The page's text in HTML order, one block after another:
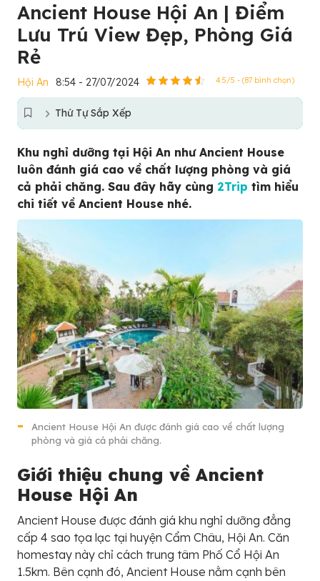
Ancient House Hội An | Điểm
Lưu Trú View Đẹp, Phòng Giá
Rẻ
Hội An 8:54 - 27/07/2024 4.5/5 - (87 bình chọn)
Thứ Tự Sắp Xếp
Khu nghỉ dưỡng tại Hội An như Ancient House
luôn đánh giá cao về chất lượng phòng và giá
cả phải chăng. Sau đây hãy cùng 2Trip tìm hiểu
chi tiết về Ancient House nhé.
Ancient House Hội An được đánh giá cao về chất lượng
phòng và giá cả phải chăng.
Giới thiệu chung về Ancient
House Hội An
Ancient House được đánh giá khu nghỉ dưỡng đẳng
cấp 4 sao tọa lạc tại huyện Cẩm Châu, Hội An. Căn
homestay này chỉ cách trung tâm Phố Cổ Hội An
1.5km. Bên cạnh đó, Ancient House nằm cạnh bên